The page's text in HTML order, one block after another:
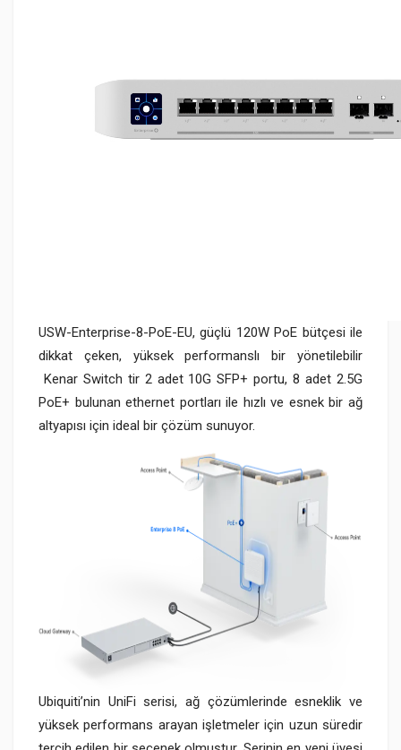
USW-Enterprise-8-PoE-EU, güçlü 120W PoE bütçesi ile
dikkat çeken, yüksek performanslı bir yönetilebilir
Kenar Switch tir 2 adet 10G SFP+ portu, 8 adet 2.5G
PoE+ bulunan ethernet portları ile hızlı ve esnek bir ağ
altyapısı için ideal bir çözüm sunuyor.
Ubiquiti’nin UniFi serisi, ağ çözümlerinde esneklik ve
yüksek performans arayan işletmeler için uzun süredir